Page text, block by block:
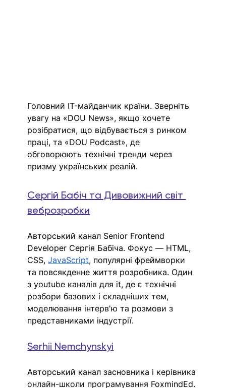
Головний IT-майданчик країни. Зверніть
увагу на «DOU News», якщо хочете
розібратися, що відбувається з ринком
праці, та «DOU Podcast», де
обговорюють технічні тренди через
призму українських реалій.
Сергій Бабіч та Дивовижний світ
веброзробки
Авторський канал Senior Frontend
Developer Сергія Бабіча. Фокус — HTML,
CSS, JavaScript, популярні фреймворки
та повсякденне життя розробника. Один
з youtube каналів для it, де є технічні
розбори базових і складніших тем,
моделювання інтерв'ю та розмови з
представниками індустрії.
Serhii Nemchynskyi
Авторський канал засновника і керівника
онлайн-школи програмування FoxmindEd.